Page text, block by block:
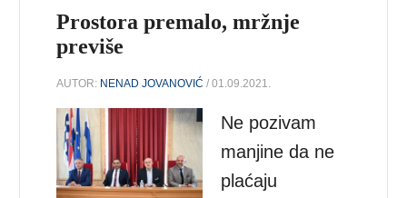
Prostora premalo, mržnje
previše
AUTOR: NENAD JOVANOVIĆ / 01.09.2021.
Ne pozivam
manjine da ne
plaćaju